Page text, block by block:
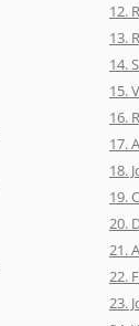
12.
13.
14.
15.
16.
17.
18.
19.
20.
21.
22.
23.